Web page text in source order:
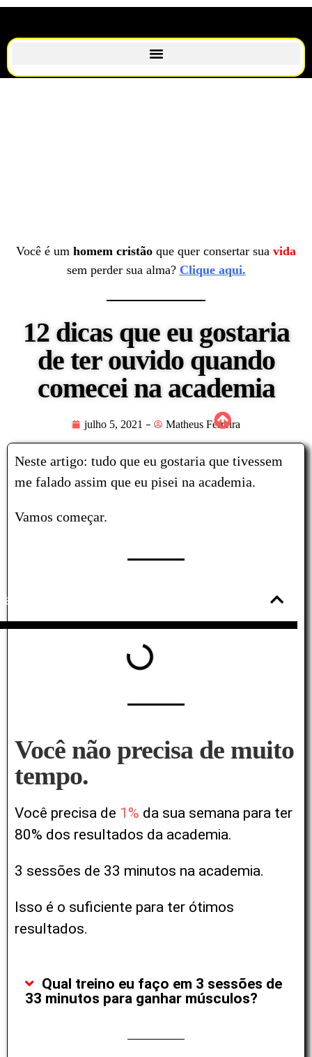
Você é um homem cristão que quer consertar sua vida
sem perder sua alma? Clique aqui.
12 dicas que eu gostaria
de ter ouvido quando
comecei na academia
julho 5, 2021 Matheus Ferreira
Neste artigo: tudo que eu gostaria que tivessem
me falado assim que eu pisei na academia.
Vamos começar.
de conteúdos
Você não precisa de muito
tempo.
Você precisa de 1% da sua semana para ter
80% dos resultados da academia.
3 sessões de 33 minutos na academia.
Isso é o suficiente para ter ótimos
resultados.
Qual treino eu faço em 3 sessões de
33 minutos para ganhar músculos?